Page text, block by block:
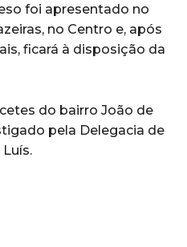
foi apresentado no
no Centro e, após
ficará à disposição da
do bairro João de
pela Delegacia de